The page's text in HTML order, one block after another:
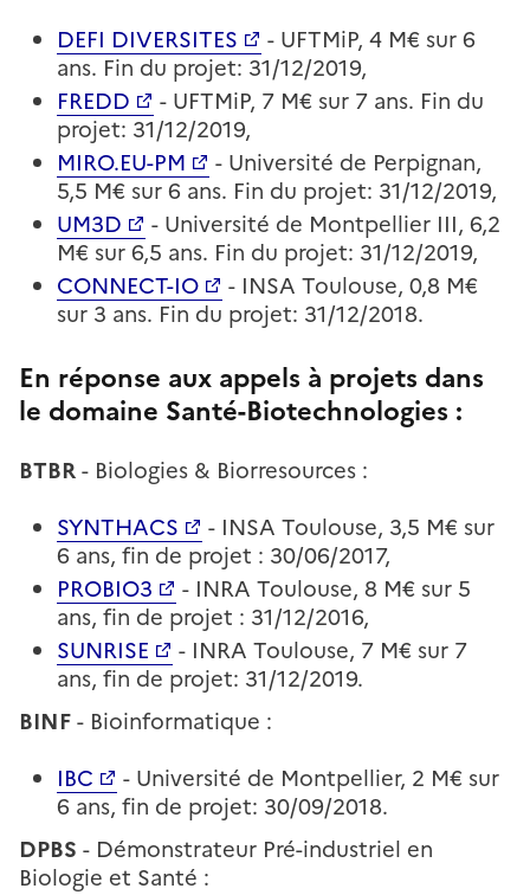
DEFI DIVERSITES
- UFTMiP, 4 M€ sur 6
ans. Fin du projet: 31/12/2019,
FREDD
- UFTMiP, 7 M€ sur 7 ans. Fin du
projet: 31/12/2019,
MIRO.EU-PM
- Université de Perpignan,
5,5 M€ sur 6 ans. Fin du projet: 31/12/2019,
UM3D
- Université de Montpellier III, 6,2
M€ sur 6,5 ans. Fin du projet: 31/12/2019,
CONNECT-IO
- INSA Toulouse, 0,8 M€
sur 3 ans. Fin du projet: 31/12/2018.
En réponse aux appels à projets dans
le domaine Santé-Biotechnologies :
BTBR- Biologies & Biorresources :
SYNTHACS
- INSA Toulouse, 3,5 M€ sur
6 ans, fin de projet : 30/06/2017,
PROBIO3
- INRA Toulouse, 8 M€ sur 5
ans, fin de projet : 31/12/2016,
SUNRISE
- INRA Toulouse, 7 M€ sur 7
ans, fin de projet: 31/12/2019.
BINF- Bioinformatique :
IBC
- Université de Montpellier, 2 M€ sur
6 ans, fin de projet: 30/09/2018.
DPBS - Démonstrateur Pré-industriel en
Biologie et Santé :